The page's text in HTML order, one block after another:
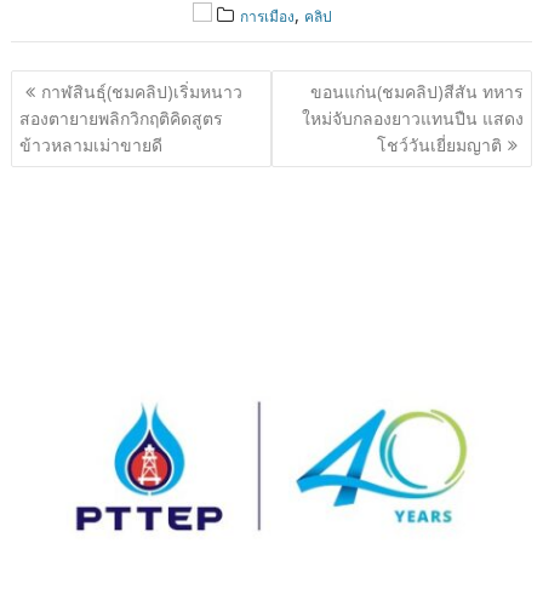
การเมือง, คลิป
แนะแนว
เรื่อง
กาฬสินธุ์(ชมคลิป)เริ่มหนาว
สองตายายพลิกวิกฤติคิดสูตร
ข้าวหลามเม่าขายดี
ขอนแก่น(ชมคลิป)สีสัน ทหาร
ใหม่จับกลองยาวแทนปืน แสดง
โชว์วันเยี่ยมญาติ